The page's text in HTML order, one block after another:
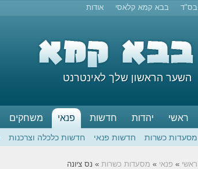
בס"ד בבא קמא קלאסי אודות
השער הראשון שלך לאינטרנט
ראשי יהדות חדשות פנאי משחקים
מסעדות כשרות חדשות פנאי חדשות כלכלה וצרכנות
ראשי » פנאי » מסעדות כשרות » נס ציונה